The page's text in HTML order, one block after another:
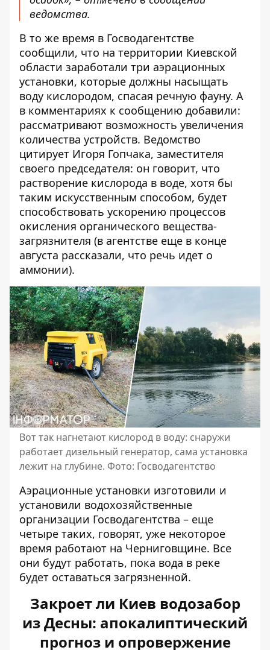
ведомства.
В то же время в Госводагентстве
сообщили, что на территории Киевской
области заработали три аэрационных
установки, которые должны насыщать
воду кислородом, спасая речную фауну. А
в комментариях к сообщению добавили:
рассматривают возможность увеличения
количества устройств. Ведомство
цитирует Игоря Гопчака, заместителя
своего председателя: он говорит, что
растворение кислорода в воде, хотя бы
таким искусственным способом, будет
способствовать ускорению процессов
окисления органического вещества-
загрязнителя (в агентстве еще в конце
августа рассказали, что речь идет о
аммонии).
Вот так нагнетают кислород в воду: снаружи
работает дизельный генератор, сама установка
лежит на глубине. Фото: Госводагентство
Аэрационные установки изготовили и
установили водохозяйственные
организации Госводагентства – еще
четыре таких, говорят, уже некоторое
время работают на Черниговщине. Все
они будут работать, пока вода в реке
будет оставаться загрязненной.
Закроет ли Киев водозабор
из Десны: апокалиптический
прогноз и опровержение